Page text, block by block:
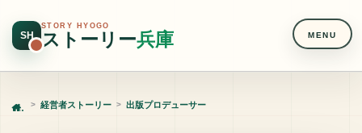
SH
STORY HYOGO
ストーリー兵庫 MENU
Home 経営者ストーリー 出版プロデューサー